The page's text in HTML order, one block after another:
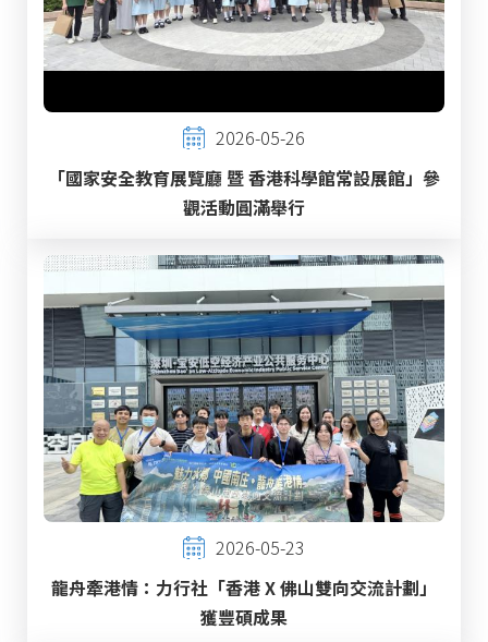
2026-05-26
「國家安全教育展覽廳 暨 香港科學館常設展館」參
觀活動圓滿舉行
2026-05-23
龍舟牽港情：力行社「香港 X 佛山雙向交流計劃」
獲豐碩成果